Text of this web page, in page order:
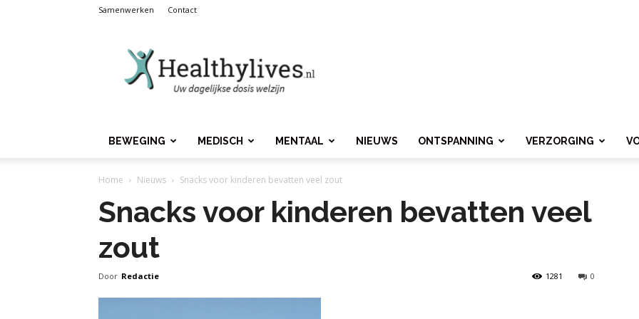
Samenwerken Contact
BEWEGING MEDISCH MENTAAL NIEUWS ONTSPANNING VERZORGING
Home Nieuws Snacks voor kinderen bevatten veel zout
Snacks voor kinderen bevatten veel
zout
Door Redactie 0
1281